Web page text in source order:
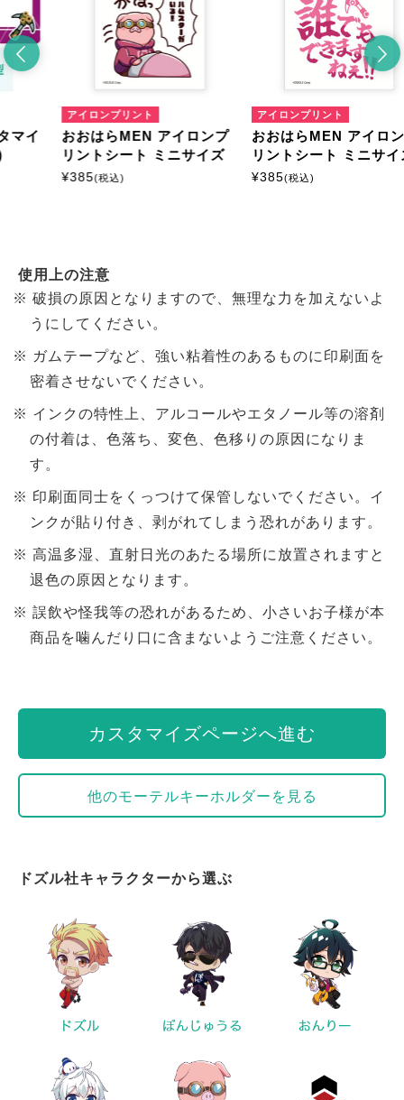
アイロンプ
ト ミニサイズ
アイロンプリント
おおはらMEN アイロンプ
リントシート ミニサイズ
マルチプリント
おおはら
ントシート
使用上の注意
破損の原因となりますので、無理な力を加えないよ
うにしてください。
ガムテープなど、強い粘着性のあるものに印刷面を
密着させないでください。
インクの特性上、アルコールやエタノール等の溶剤
の付着は、色落ち、変色、色移りの原因になりま
す。
印刷面同士をくっつけて保管しないでください。イ
ンクが貼り付き、剥がれてしまう恐れがあります。
高温多湿、直射日光のあたる場所に放置されますと
退色の原因となります。
誤飲や怪我等の恐れがあるため、小さいお子様が本
商品を噛んだり口に含まないようご注意ください。
カスタマイズページへ進む
他のモーテルキーホルダーを見る
ドズル社キャラクターから選ぶ